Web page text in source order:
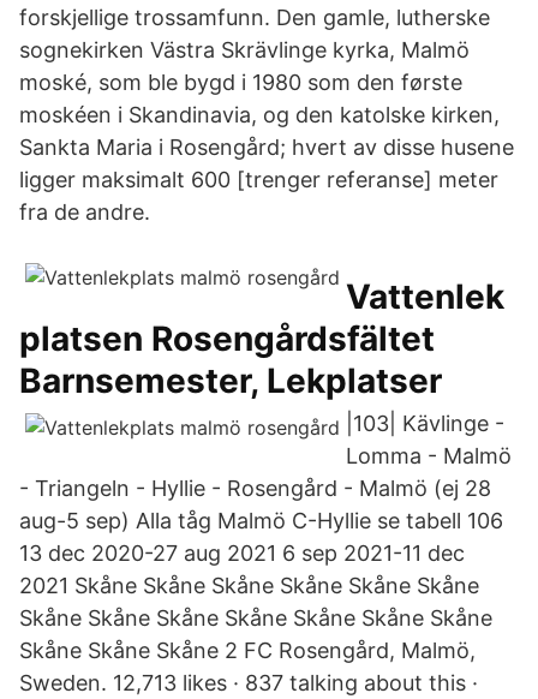
forskjellige trossamfunn. Den gamle, lutherske
sognekirken Västra Skrävlinge kyrka, Malmö
moské, som ble bygd i 1980 som den første
moskéen i Skandinavia, og den katolske kirken,
Sankta Maria i Rosengård; hvert av disse husene
ligger maksimalt 600 [trenger referanse] meter
fra de andre.
Vattenlek
platsen Rosengårdsfältet
Barnsemester, Lekplatser
|103| Kävlinge -
Lomma - Malmö
- Triangeln - Hyllie - Rosengård - Malmö (ej 28
aug-5 sep) Alla tåg Malmö C-Hyllie se tabell 106
13 dec 2020-27 aug 2021 6 sep 2021-11 dec
2021 Skåne Skåne Skåne Skåne Skåne Skåne
Skåne Skåne Skåne Skåne Skåne Skåne Skåne
Skåne Skåne Skåne 2 FC Rosengård, Malmö,
Sweden. 12,713 likes · 837 talking about this ·